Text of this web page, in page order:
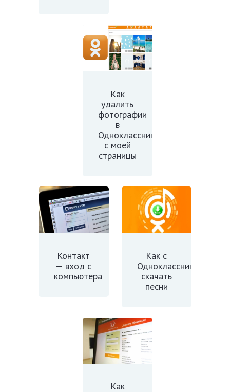
Как
удалить
фотографии
в
Одноклассниках
с моей
страницы
Контакт
— вход с
компьютера
Как с
Одноклассников
скачать
песни
Как